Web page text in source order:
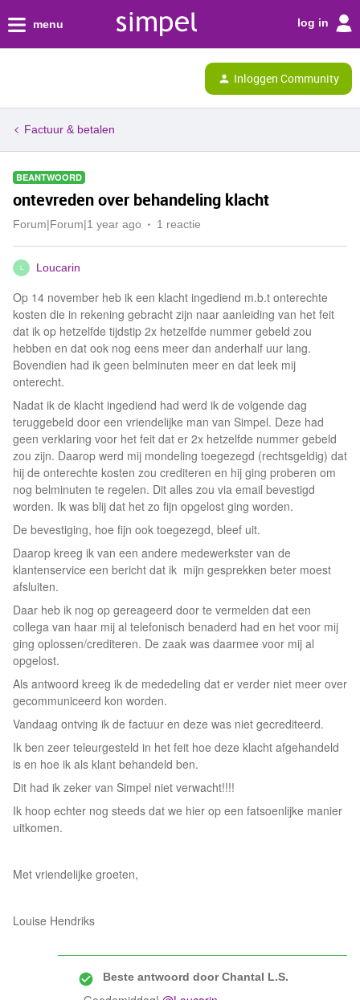
menu log in
Inloggen Community
Factuur & betalen
BEANTWOORD
ontevreden over behandeling klacht
Forum|Forum|1 year ago 1 reactie
L Loucarin
Op 14 november heb ik een klacht ingediend m.b.t onterechte
kosten die in rekening gebracht zijn naar aanleiding van het feit
dat ik op hetzelfde tijdstip 2x hetzelfde nummer gebeld zou
hebben en dat ook nog eens meer dan anderhalf uur lang.
Bovendien had ik geen belminuten meer en dat leek mij
onterecht.
Nadat ik de klacht ingediend had werd ik de volgende dag
teruggebeld door een vriendelijke man van Simpel. Deze had
geen verklaring voor het feit dat er 2x hetzelfde nummer gebeld
zou zijn. Daarop werd mij mondeling toegezegd (rechtsgeldig) dat
hij de onterechte kosten zou crediteren en hij ging proberen om
nog belminuten te regelen. Dit alles zou via email bevestigd
worden. Ik was blij dat het zo fijn opgelost ging worden.
De bevestiging, hoe fijn ook toegezegd, bleef uit.
Daarop kreeg ik van een andere medewerkster van de
klantenservice een bericht dat ik mijn gesprekken beter moest
afsluiten.
Daar heb ik nog op gereageerd door te vermelden dat een
collega van haar mij al telefonisch benaderd had en het voor mij
ging oplossen/crediteren. De zaak was daarmee voor mij al
opgelost.
Als antwoord kreeg ik de mededeling dat er verder niet meer over
gecommuniceerd kon worden.
Vandaag ontving ik de factuur en deze was niet gecrediteerd.
Ik ben zeer teleurgesteld in het feit hoe deze klacht afgehandeld
is en hoe ik als klant behandeld ben.
Dit had ik zeker van Simpel niet verwacht!!!!
Ik hoop echter nog steeds dat we hier op een fatsoenlijke manier
uitkomen.
Met vriendelijke groeten,
Louise Hendriks
Beste antwoord doorChantal L.S.